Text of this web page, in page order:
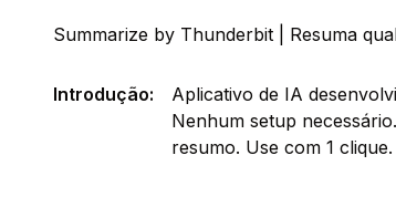
Summarize by Thunderbit | Resuma
Introdução:
Aplicativo de IA
Nenhum setup
resumo. Use com 1